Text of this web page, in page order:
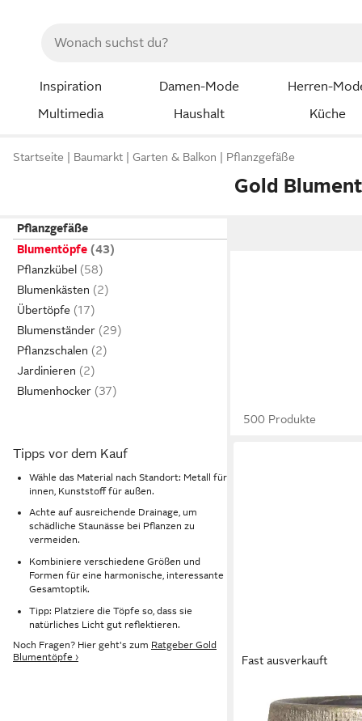
Inspiration Damen-Mode Herren-
Multimedia
Haushalt Küche
Startseite Baumarkt Garten & Balkon Pflanzgefäße
Gold
Pflanzgefäße
Blumentöpfe
Pflanzkübel
Blumenkästen
Übertöpfe
Blumenständer
Pflanzschalen
Jardinieren
Blumenhocker
Tipps vor dem Kauf
Wähle das Material nach Standort: Metall für
innen, Kunststoff für außen.
Achte auf ausreichende Drainage, um
schädliche Staunässe bei Pflanzen zu
vermeiden.
Kombiniere verschiedene Größen und
Formen für eine harmonische, interessante
Gesamtoptik.
Tipp: Platziere die Töpfe so, dass sie
natürliches Licht gut reflektieren.
Noch Fragen? Hier geht's zum Ratgeber Gold
Blumentöpfe ›
500 Produkte
Fast ausverkauft
Blumentopf